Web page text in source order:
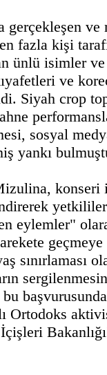
gerçekleşen ve
fazla kişi
ünlü isimler
ve
Siyah crop
sosyal
yankı
konseri
eylemler"
sınırlaması
Ortodoks